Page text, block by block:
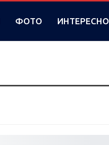
ФОТО ИНТЕРЕСНО